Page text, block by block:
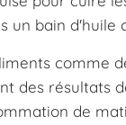
un bain d'huile
comme
des résultats
de